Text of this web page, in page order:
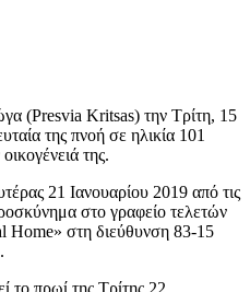
(Presvia Kritsas) την Tρίτη, 15
της πνοή σε ηλικία 101
της.
21 Ιανουαρίου 2019 από τις
στο γραφείο τελετών
στη διεύθυνση 83-15
το πρωί της Τρίτης 22